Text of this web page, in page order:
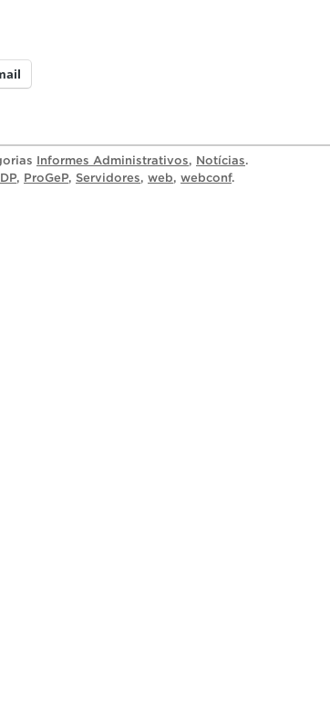
Informes Administrativos, Notícias.
, ProGeP, Servidores, web, webconf.